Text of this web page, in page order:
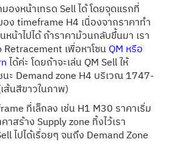
องหน้าเทรด Sell ได้ โดยจุดแรกที่
อง timeframe H4 เนื่องจากราคาทำ
หน้าไปได้ ถ้าราคาม้วนกลับขึ้นมา เรา
เพื่อหาโซนQM หรือ
ได้ค่ะ โดยถ้าจะเล่น QM Sell ให้
ะ Demand zone H4 บริเวณ 1747-
ส้นสีขาวในภาพ)
ที่เล็กลง เช่น H1 M30 ราคาเริ่ม
าสร้าง Supply zone ทิ้งไว้เรา
ไปได้เรื่อยๆ จนถึง Demand Zone